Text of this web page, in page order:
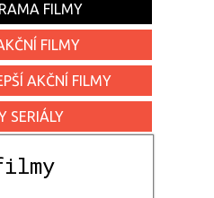
FILMY
FILMY
AKČNÍ FILMY
SERIÁLY